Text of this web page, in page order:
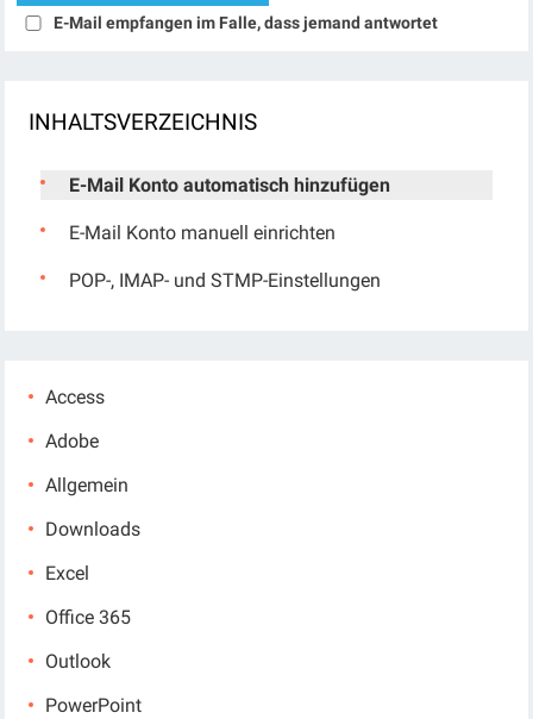
E-Mail empfangen im Falle, dass jemand antwortet
INHALTSVERZEICHNIS
E-Mail Konto automatisch hinzufügen
E-Mail Konto manuell einrichten
POP-, IMAP- und STMP-Einstellungen
Access
Adobe
Allgemein
Downloads
Excel
Office 365
Outlook
PowerPoint